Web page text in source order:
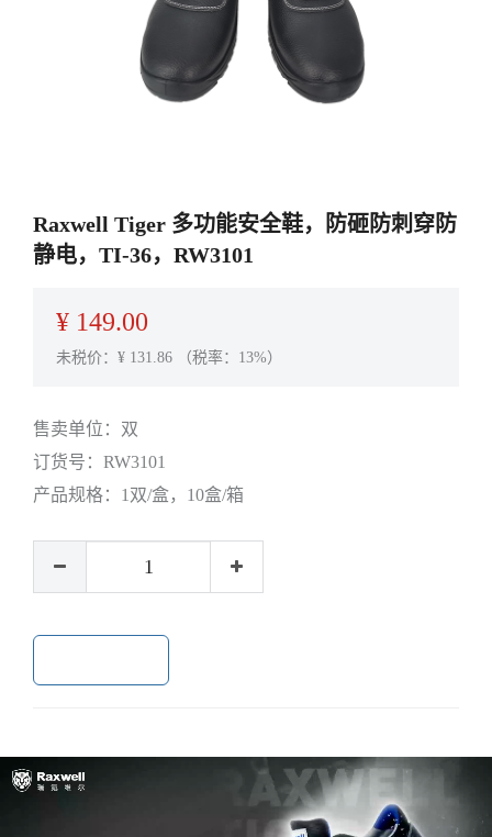
Raxwell Tiger 多功能安全鞋，防砸防刺穿防
静电，TI-36，RW3101
¥ 149.00
未税价：¥ 131.86 （税率：13%）
售卖单位： 双
订货号： RW3101
产品规格： 1双/盒，10盒/箱